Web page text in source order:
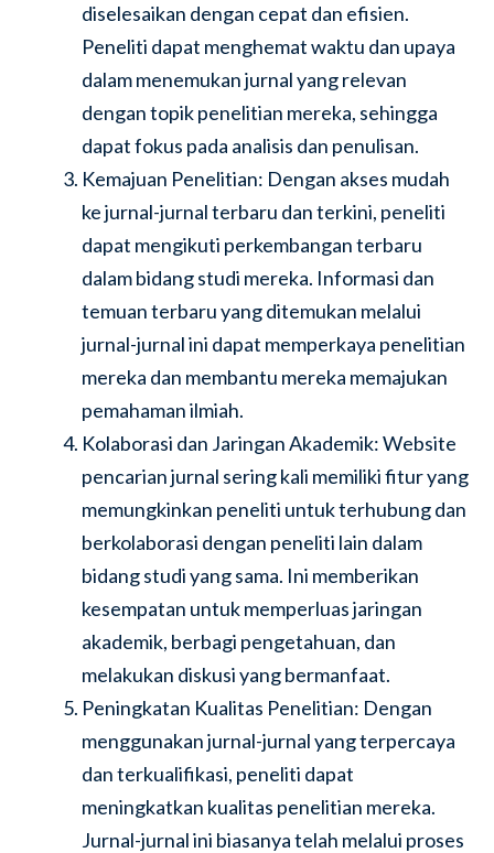
diselesaikan dengan cepat dan efisien.
Peneliti dapat menghemat waktu dan upaya
dalam menemukan jurnal yang relevan
dengan topik penelitian mereka, sehingga
dapat fokus pada analisis dan penulisan.
Kemajuan Penelitian: Dengan akses mudah
ke jurnal-jurnal terbaru dan terkini, peneliti
dapat mengikuti perkembangan terbaru
dalam bidang studi mereka. Informasi dan
temuan terbaru yang ditemukan melalui
jurnal-jurnal ini dapat memperkaya penelitian
mereka dan membantu mereka memajukan
pemahaman ilmiah.
Kolaborasi dan Jaringan Akademik: Website
pencarian jurnal sering kali memiliki fitur yang
memungkinkan peneliti untuk terhubung dan
berkolaborasi dengan peneliti lain dalam
bidang studi yang sama. Ini memberikan
kesempatan untuk memperluas jaringan
akademik, berbagi pengetahuan, dan
melakukan diskusi yang bermanfaat.
Peningkatan Kualitas Penelitian: Dengan
menggunakan jurnal-jurnal yang terpercaya
dan terkualifikasi, peneliti dapat
meningkatkan kualitas penelitian mereka.
Jurnal-jurnal ini biasanya telah melalui proses